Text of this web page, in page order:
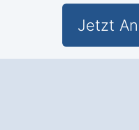
Jetzt